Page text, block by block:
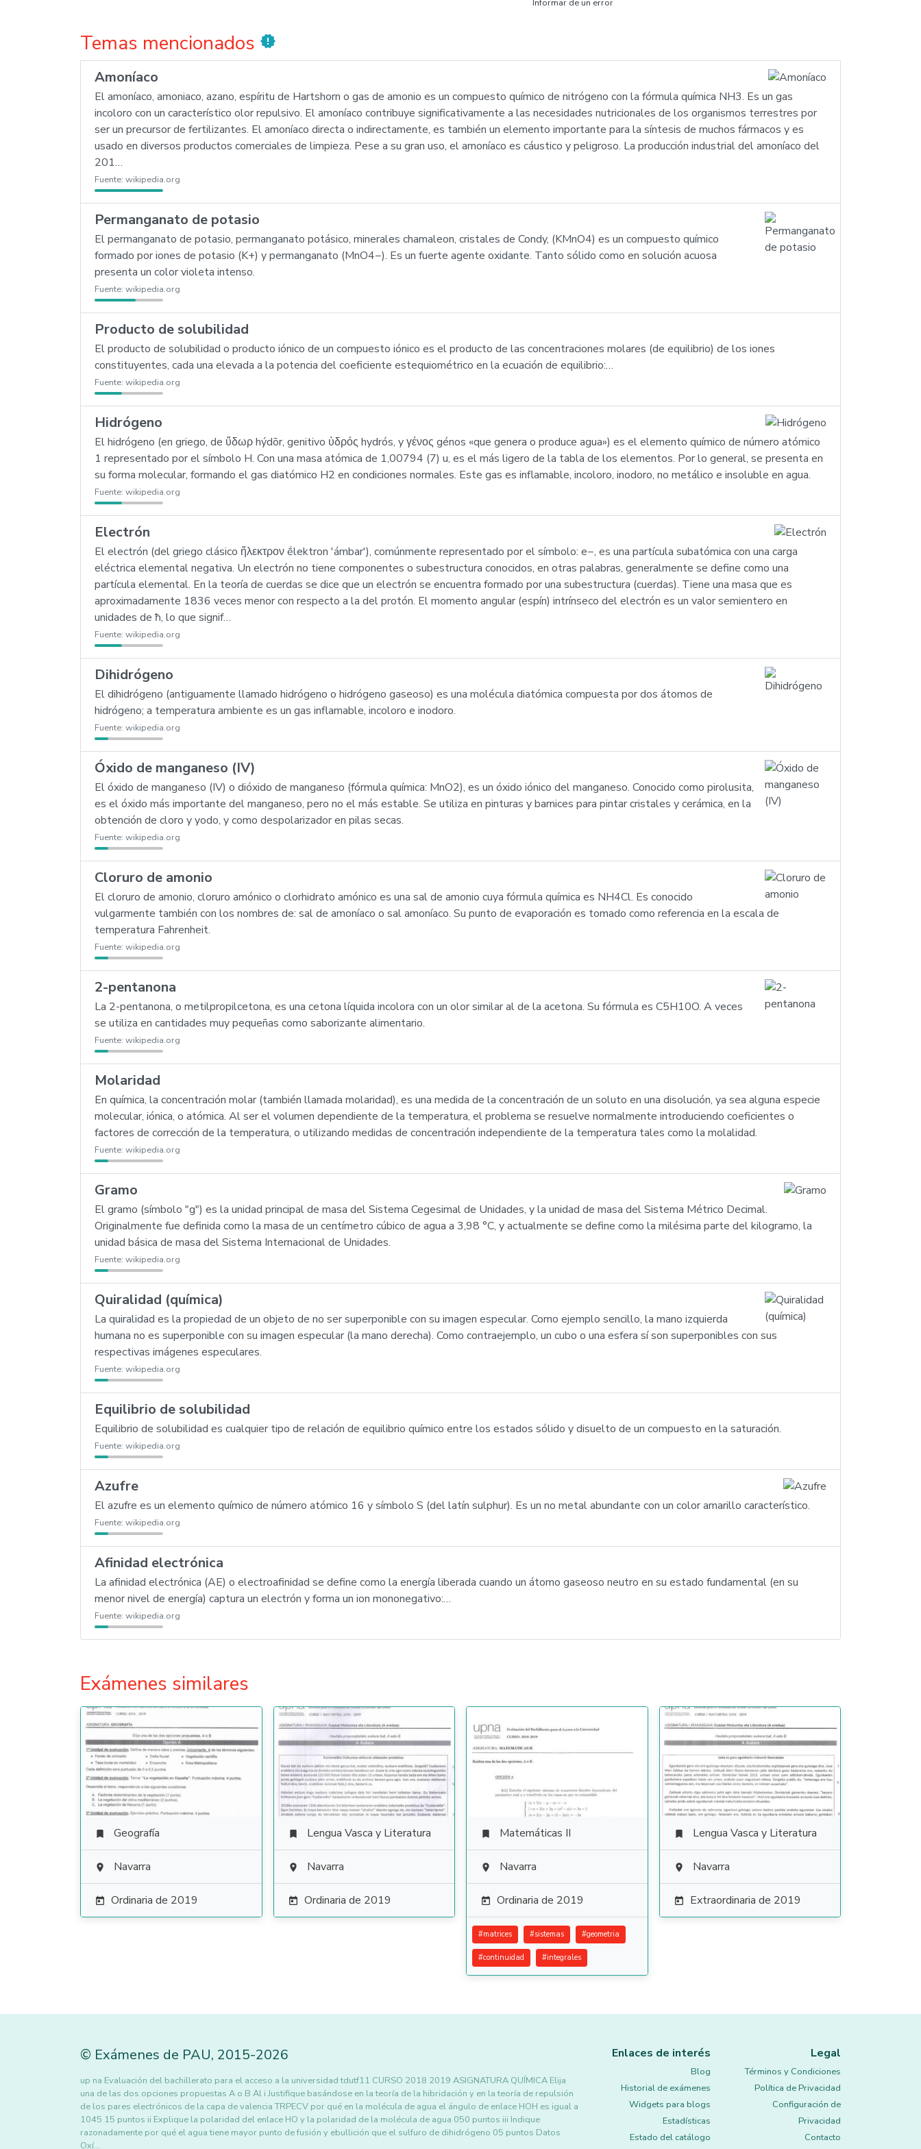
Informar de un error
Temas mencionados new_releases
Amoníaco
El amoníaco, amoniaco, azano, espíritu de Hartshorn o gas de amonio es un compuesto químico de nitrógeno con la fórmula química NH3. Es un gas
incoloro con un característico olor repulsivo. El amoníaco contribuye significativamente a las necesidades nutricionales de los organismos terrestres por
ser un precursor de fertilizantes. El amoníaco directa o indirectamente, es también un elemento importante para la síntesis de muchos fármacos y es
usado en diversos productos comerciales de limpieza. Pese a su gran uso, el amoníaco es cáustico y peligroso. La producción industrial del amoníaco del
201…
Fuente: wikipedia.org
Permanganato de potasio
El permanganato de potasio, permanganato potásico, minerales chamaleon, cristales de Condy, (KMnO4) es un compuesto químico
formado por iones de potasio (K+) y permanganato (MnO4−). Es un fuerte agente oxidante. Tanto sólido como en solución acuosa
presenta un color violeta intenso.
Fuente: wikipedia.org
Producto de solubilidad
El producto de solubilidad o producto iónico de un compuesto iónico es el producto de las concentraciones molares (de equilibrio) de los iones
constituyentes, cada una elevada a la potencia del coeficiente estequiométrico en la ecuación de equilibrio:…
Fuente: wikipedia.org
Hidrógeno
El hidrógeno (en griego, de ὕδωρ hýdōr, genitivo ὑδρός hydrós, y γένος génos «que genera o produce agua») es el elemento químico de número atómico
1 representado por el símbolo H. Con una masa atómica de 1,00794 (7) u, es el más ligero de la tabla de los elementos. Por lo general, se presenta en
su forma molecular, formando el gas diatómico H2 en condiciones normales. Este gas es inflamable, incoloro, inodoro, no metálico e insoluble en agua.
Fuente: wikipedia.org
Electrón
El electrón (del griego clásico ἤλεκτρον ḗlektron 'ámbar'), comúnmente representado por el símbolo: e−, es una partícula subatómica con una carga
eléctrica elemental negativa. Un electrón no tiene componentes o subestructura conocidos, en otras palabras, generalmente se define como una
partícula elemental. En la teoría de cuerdas se dice que un electrón se encuentra formado por una subestructura (cuerdas). Tiene una masa que es
aproximadamente 1836 veces menor con respecto a la del protón. El momento angular (espín) intrínseco del electrón es un valor semientero en
unidades de ħ, lo que signif…
Fuente: wikipedia.org
Dihidrógeno
El dihidrógeno (antiguamente llamado hidrógeno o hidrógeno gaseoso) es una molécula diatómica compuesta por dos átomos de
hidrógeno; a temperatura ambiente es un gas inflamable, incoloro e inodoro.
Fuente: wikipedia.org
Óxido de manganeso (IV)
El óxido de manganeso (IV) o dióxido de manganeso (fórmula química: MnO2), es un óxido iónico del manganeso. Conocido como pirolusita,
es el óxido más importante del manganeso, pero no el más estable. Se utiliza en pinturas y barnices para pintar cristales y cerámica, en la
obtención de cloro y yodo, y como despolarizador en pilas secas.
Fuente: wikipedia.org
Cloruro de amonio
El cloruro de amonio, cloruro amónico o clorhidrato amónico es una sal de amonio cuya fórmula química es NH4Cl. Es conocido
vulgarmente también con los nombres de: sal de amoníaco o sal amoníaco. Su punto de evaporación es tomado como referencia en la escala de
temperatura Fahrenheit.
Fuente: wikipedia.org
2-pentanona
La 2-pentanona, o metilpropilcetona, es una cetona líquida incolora con un olor similar al de la acetona. Su fórmula es C5H10O. A veces
se utiliza en cantidades muy pequeñas como saborizante alimentario.
Fuente: wikipedia.org
Molaridad
En química, la concentración molar (también llamada molaridad), es una medida de la concentración de un soluto en una disolución, ya sea alguna especie
molecular, iónica, o atómica. Al ser el volumen dependiente de la temperatura, el problema se resuelve normalmente introduciendo coeficientes o
factores de corrección de la temperatura, o utilizando medidas de concentración independiente de la temperatura tales como la molalidad.
Fuente: wikipedia.org
Gramo
El gramo (símbolo "g") es la unidad principal de masa del Sistema Cegesimal de Unidades, y la unidad de masa del Sistema Métrico Decimal.
Originalmente fue definida como la masa de un centímetro cúbico de agua a 3,98 °C, y actualmente se define como la milésima parte del kilogramo, la
unidad básica de masa del Sistema Internacional de Unidades.
Fuente: wikipedia.org
Quiralidad (química)
La quiralidad es la propiedad de un objeto de no ser superponible con su imagen especular. Como ejemplo sencillo, la mano izquierda
humana no es superponible con su imagen especular (la mano derecha). Como contraejemplo, un cubo o una esfera sí son superponibles con sus
respectivas imágenes especulares.
Fuente: wikipedia.org
Equilibrio de solubilidad
Equilibrio de solubilidad es cualquier tipo de relación de equilibrio químico entre los estados sólido y disuelto de un compuesto en la saturación.
Fuente: wikipedia.org
Azufre
El azufre es un elemento químico de número atómico 16 y símbolo S (del latín sulphur). Es un no metal abundante con un color amarillo característico.
Fuente: wikipedia.org
Afinidad electrónica
La afinidad electrónica (AE) o electroafinidad se define como la energía liberada cuando un átomo gaseoso neutro en su estado fundamental (en su
menor nivel de energía) captura un electrón y forma un ion mononegativo:…
Fuente: wikipedia.org
Exámenes similares
 Geografía
 Navarra
 Ordinaria de 2019
 Lengua Vasca y Literatura
 Navarra
 Ordinaria de 2019
 Matemáticas II
 Navarra
 Ordinaria de 2019
#matrices #sistemas #geometria
#continuidad #integrales
 Lengua Vasca y Literatura
 Navarra
 Extraordinaria de 2019
© Exámenes de PAU, 2015-2026
up na Evaluación del bachillerato para el acceso a la universidad tdutf11 CURSO 2018 2019 ASIGNATURA QUÍMICA Elija
una de las dos opciones propuestas A o B Al i Justifique basándose en la teoría de la hibridación y en la teoría de repulsión
de los pares electrónicos de la capa de valencia TRPECV por qué en la molécula de agua el ángulo de enlace HOH es igual a
1045 15 puntos ii Explique la polaridad del enlace HO y la polaridad de la molécula de agua 050 puntos iii Indique
razonadamente por qué el agua tiene mayor punto de fusión y ebullición que el sulfuro de dihidrógeno 05 puntos Datos
Oxí…
Enlaces de interés
Blog
Historial de exámenes
Widgets para blogs
Estadísticas
Estado del catálogo
Legal
Términos y Condiciones
Política de Privacidad
Configuración de
Privacidad
Contacto